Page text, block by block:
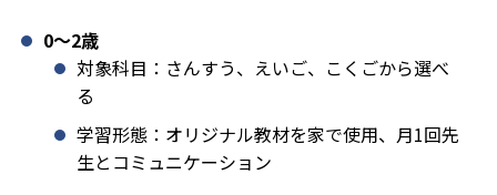
0〜2歳
対象科目：さんすう、えいご、こくごから選べ
る
学習形態：オリジナル教材を家で使用、月1回先
生とコミュニケーション